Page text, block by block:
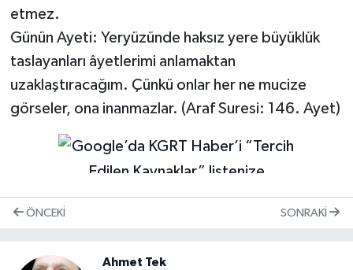
etmez.
Günün Ayeti: Yeryüzünde haksız yere büyüklük
taslayanları âyetlerimi anlamaktan
uzaklaştıracağım. Çünkü onlar her ne mucize
görseler, ona inanmazlar. (Araf Suresi: 146. Ayet)
ÖNCEKI SONRAKI
Ahmet Tek